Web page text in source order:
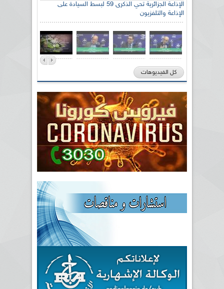
الإذاعة الجزائرية تحي الذكرى 59 لبسط السيادة على
الإذاعة والتلفزيون
كل الفيديوهات